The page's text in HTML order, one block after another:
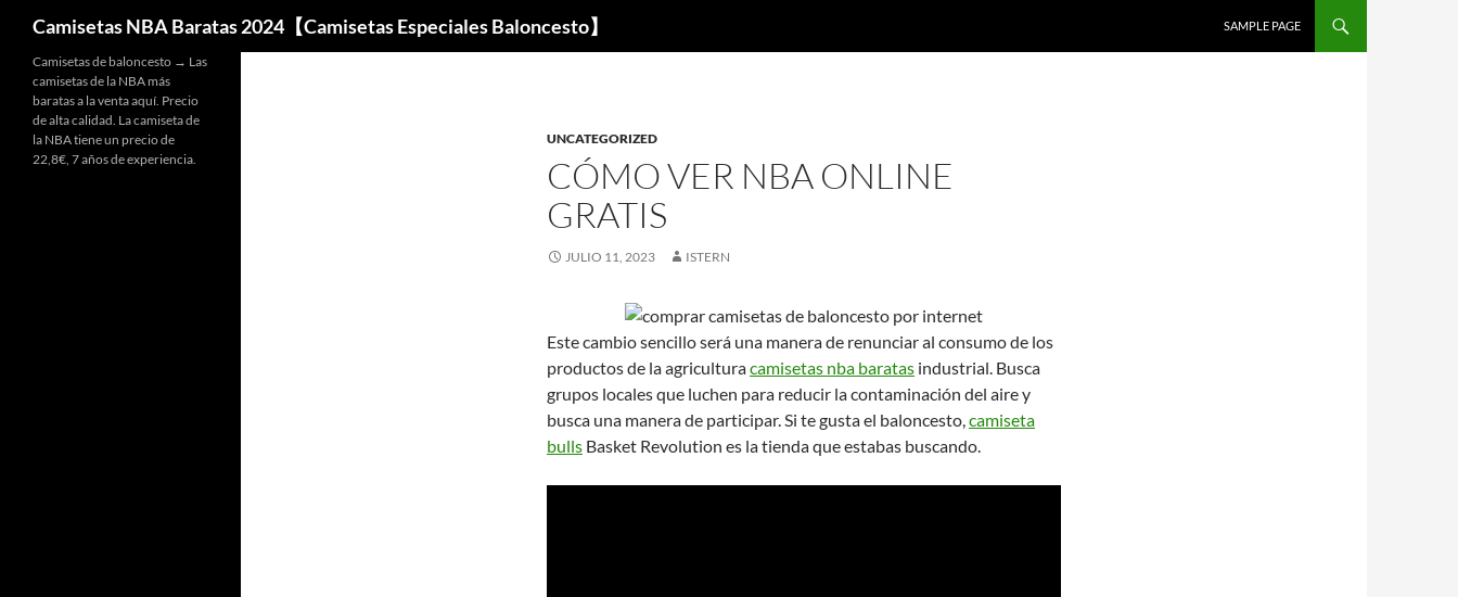
Camisetas NBA Baratas 2024【Camisetas Especiales Baloncesto】
SAMPLE PAGE
UNCATEGORIZED
CÓMO VER NBA ONLINE
GRATIS
JULIO 11, 2023 ISTERN
Este cambio sencillo será una manera de renunciar al consumo de los
productos de la agriculturacamisetas nba baratas industrial. Busca
grupos locales que luchen para reducir la contaminación del aire y
busca una manera de participar. Si te gusta el baloncesto,camiseta
bulls Basket Revolution es la tienda que estabas buscando.
Camisetas de baloncesto → Las
camisetas de la NBA más
baratas a la venta aquí. Precio
de alta calidad. La camiseta de
la NBA tiene un precio de
22,8€, 7 años de experiencia.